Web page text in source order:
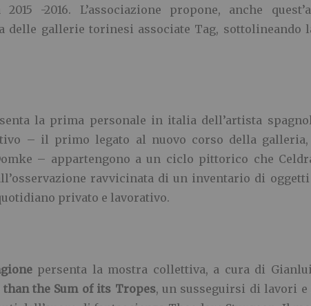
-2016. L’associazione propone, anche
delle gallerie torinesi associate Tag,
la prima personale in italia dell’artista
– il primo legato al nuovo corso della
– appartengono a un ciclo pittorico che
ravvicinata di un inventario di
privato e lavorativo.
persenta la mostra collettiva, a cura di
than the Sum of its Tropes, un susseguirsi di lavori